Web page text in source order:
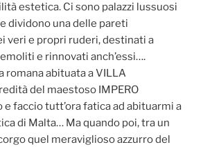
estetica. Ci sono palazzi lussuosi
dividono una delle pareti
veri e propri ruderi, destinati a
e rinnovati anch’essi….
romana abituata a VILLA
del maestoso IMPERO
e faccio tutt’ora fatica ad abituarmi a
di Malta… Ma quando poi, tra un
quel meraviglioso azzurro del